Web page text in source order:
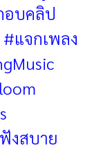
อบคลิป
#แจกเพลง
งสบาย